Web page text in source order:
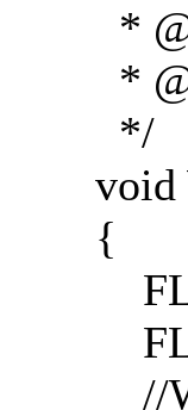
*
*
*/
void
{
//